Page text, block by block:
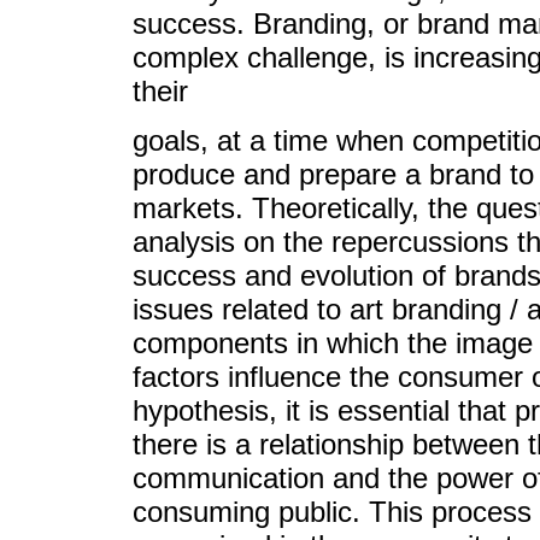
success. Branding, or brand
complex challenge, is
their
goals, at a time when
produce and prepare a brand
markets. Theoretically, the
analysis on the repercussions
success and evolution of
issues related to art branding /
components in which the
factors influence the consumer
hypothesis, it is essential that
there is a relationship between
communication and the power
consuming public. This